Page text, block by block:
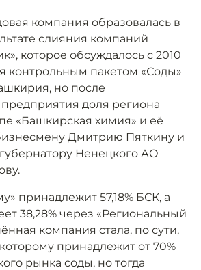
компания образовалась в
слияния компаний
которое обсуждалось с 2010
контрольным пакетом «Соды»
но после
доля региона
«Башкирская химия» и её
Дмитрию Пяткину и
Ненецкого АО
принадлежит 57,18% БСК, а
38,28% через «Региональный
компания стала, по сути,
принадлежит от 70%
рынка соды, но тогда